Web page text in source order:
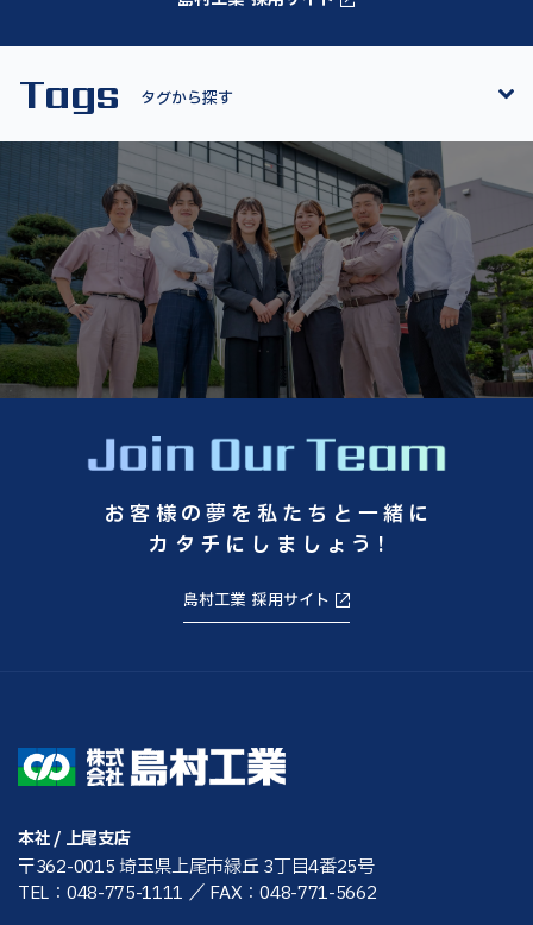
Tags タグから探す
お客様の夢を私たちと一緒に
カタチにしましょう!
島村工業 採用サイト
本社 / 上尾支店
〒362-0015 埼玉県上尾市緑丘 3丁目4番25号
TEL：048-775-1111 ／ FAX：048-771-5662